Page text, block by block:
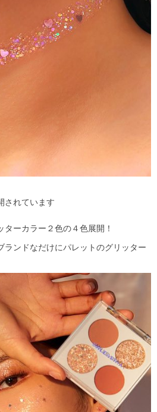
されています
ーカラー２色の４色展開！
ランドなだけにパレットのグリッター